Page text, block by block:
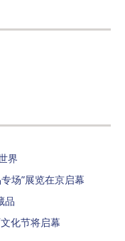
界
场”展览在京启幕
品
化节将启幕